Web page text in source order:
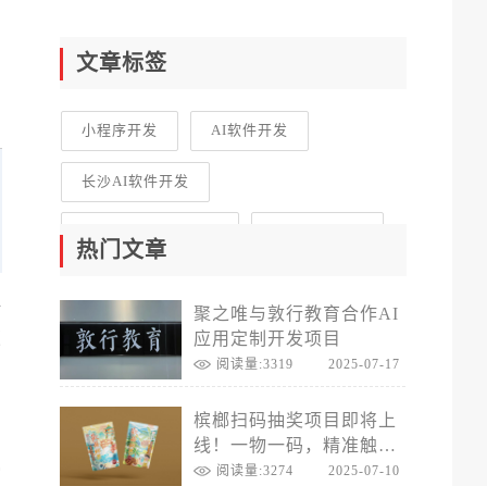
文章标签
小程序开发 AI软件开发
长沙AI软件开发
营销型网站建设 长沙社区电商开发
长沙网站建设 聚之唯网络
聚之唯
热门文章
聚之唯与敦行教育合作AI
应用定制开发项目
阅读量:3319 2025-07-17
槟榔扫码抽奖项目即将上
线！一物一码，精准触
达！阅读量:3274 2025-07-10